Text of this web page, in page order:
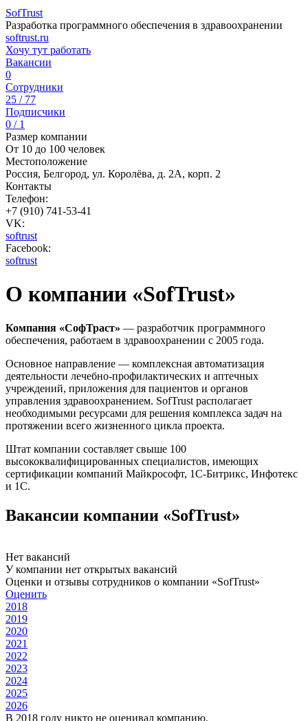
SofTrust
Разработка программного обеспечения в здравоохранении
softrust.ru
Хочу тут работать
Вакансии
0
Сотрудники
25 / 77
Подписчики
0 / 1
Размер компании
От 10 до 100 человек
Местоположение
Россия, Белгород, ул. Королёва, д. 2А, корп. 2
Контакты
Телефон:
+7 (910) 741-53-41
VK:
softrust
Facebook:
softrust
О компании «SofTrust»
Компания «СофТраст» — разработчик программного
обеспечения, работаем в здравоохранении с 2005 года.
Основное направление — комплексная автоматизация
деятельности лечебно-профилактических и аптечных
учреждений, приложения для пациентов и органов
управления здравоохранением. SofTrust располагает
необходимыми ресурсами для решения комплекса задач на
протяжении всего жизненного цикла проекта.
Штат компании составляет свыше 100
высококвалифицированных специалистов, имеющих
сертификации компаний Майкрософт, 1С-Битрикс, Инфотекс
и 1С.
Вакансии компании «SofTrust»
Нет вакансий
У компании нет открытых вакансий
Оценки и отзывы сотрудников о компании «SofTrust»
Оценить
2018
2019
2020
2021
2022
2023
2024
2025
2026
В 2018 году никто не оценивал компанию.